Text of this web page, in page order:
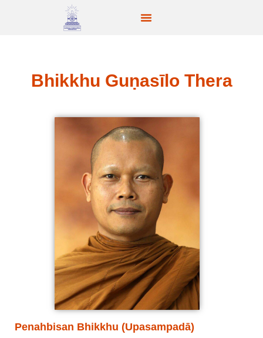
Bhikkhu Guṇasīlo Thera
Penahbisan Bhikkhu (Upasampadā)